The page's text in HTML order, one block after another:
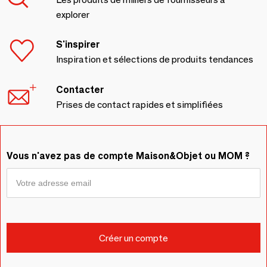
explorer
S'inspirer
Inspiration et sélections de produits tendances
Contacter
Prises de contact rapides et simplifiées
Vous n'avez pas de compte Maison&Objet ou MOM ?